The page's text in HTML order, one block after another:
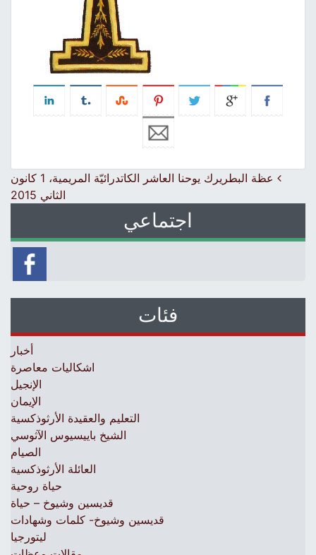
Post navigation
عظة البطريرك يوحنا العاشر الكاتدرائيّة المريمية، 1 كانون
الثاني 2015
اجتماعي
فئات
أخبار
اشكاليات معاصرة
الإنجيل
الإيمان
التعليم والعقيدة الأرثوذكسية
الشيخ باييسيوس الآثوسي
الصيام
العائلة الأرثوذكسية
حياة روحية
قديسين وشيوخ – حياة
قديسين وشيوخ- كلمات وشهادات
ليتورجيا